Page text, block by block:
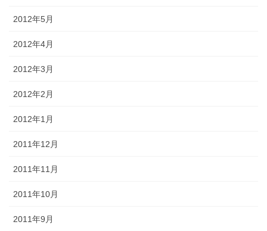
2012年5月
2012年4月
2012年3月
2012年2月
2012年1月
2011年12月
2011年11月
2011年10月
2011年9月